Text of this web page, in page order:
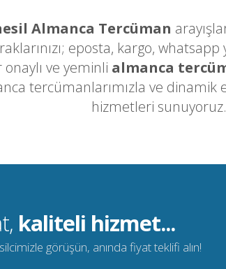
Almanca Tercüman
eposta, kargo,
ve yeminli almanca
tercümanlarımızla ve dinamik
hizmetleri sunuyoruz.
kaliteli hizmet...
görüşün, anında fiyat teklifi alın!